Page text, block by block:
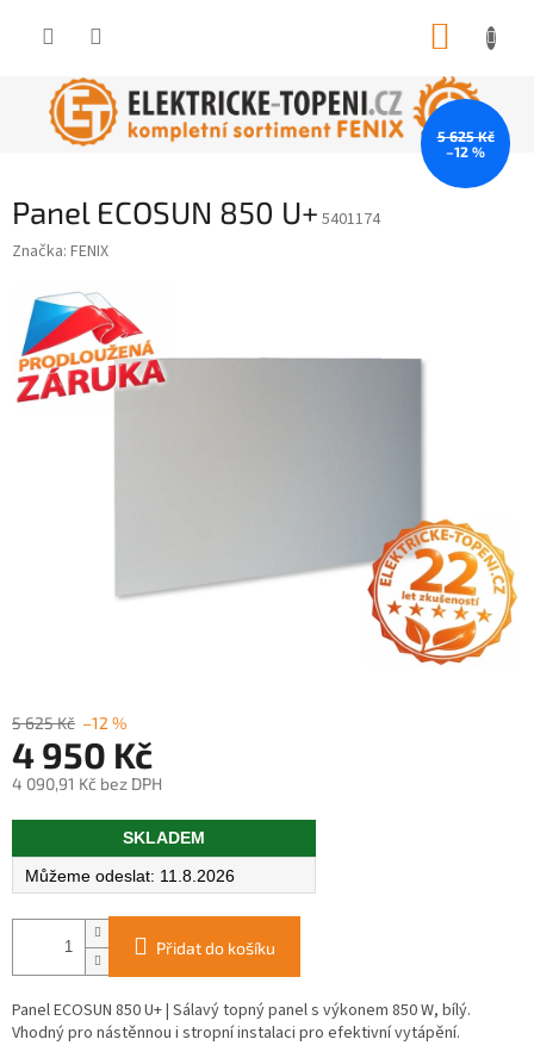
Panel ECOSUN 850 U+ 5401174
Značka: FENIX
5 625 Kč
–12 %
5 625 Kč –12 %
4 950 Kč
4 090,91 Kč bez DPH
Měrná
SKLADEM
11.8.2026
Přidat do košíku
Panel ECOSUN 850 U+ | Sálavý topný panel s výkonem 850 W, bílý.
Vhodný pro nástěnnou i stropní instalaci pro efektivní vytápění.